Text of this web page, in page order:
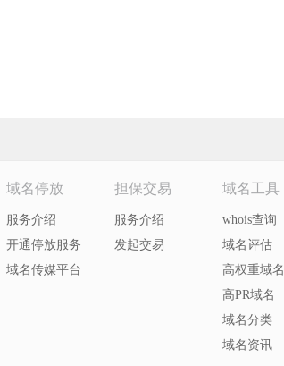
域名停放
服务介绍
开通停放服务
域名传媒平台
担保交易
服务介绍
发起交易
域名工具
whois查询
域名评估
高权重域名
高PR域名
域名分类
域名资讯